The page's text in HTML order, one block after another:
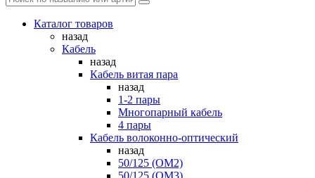
Каталог товаров
назад
Кабель
назад
Кабель витая пара
назад
1-2 пары
Многопарный кабель
4 пары
Кабель волоконно-оптический
назад
50/125 (OM2)
50/125 (OM3)